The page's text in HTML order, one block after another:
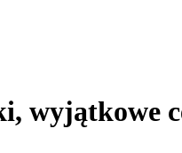
wyjątkowe